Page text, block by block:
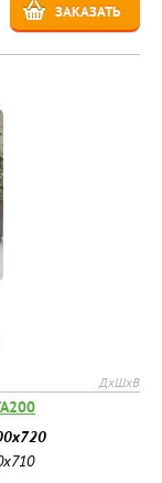
ЗАКАЗАТЬ
ДхШхВ